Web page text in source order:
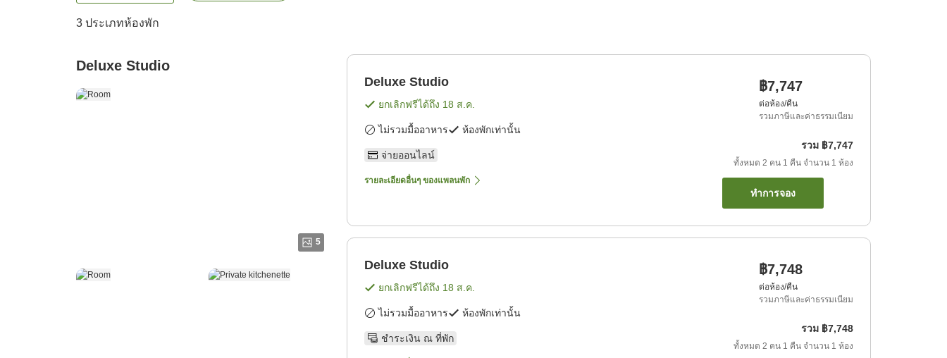
3 ประเภทห้องพัก
Deluxe Studio
5
Deluxe Studio
ยกเลิกฟรีได้ถึง 18 ส.ค.
ไม่รวมมื้ออาหาร ห้องพักเท่านั้น
จ่ายออนไลน์
รายละเอียดอื่นๆ ของแพลนพัก
฿7,747
ต่อห้อง/คืน
รวมภาษีและค่าธรรมเนียม
รวม ฿7,747
ทั้งหมด 2 คน 1 คืน จำนวน 1 ห้อง
ทำการจอง
Deluxe Studio
ยกเลิกฟรีได้ถึง 18 ส.ค.
ไม่รวมมื้ออาหาร ห้องพักเท่านั้น
ชำระเงิน ณ ที่พัก
฿7,748
ต่อห้อง/คืน
รวมภาษีและค่าธรรมเนียม
รวม ฿7,748
ทั้งหมด 2 คน 1 คืน จำนวน 1 ห้อง